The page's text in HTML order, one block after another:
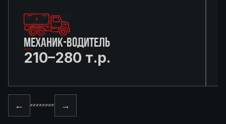
МЕХАНИК-ВОДИТЕЛЬ
210–280 т.р.
← →